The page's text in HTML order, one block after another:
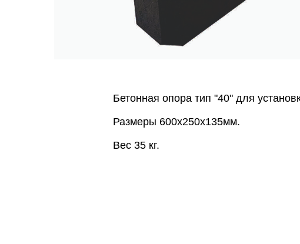
Бетонная опора тип "40" для
Размеры 600х250х135мм.
Вес 35 кг.